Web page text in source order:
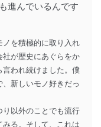
進んでいるんです
を積極的に取り入れ
が歴史にあぐらをか
言われ続けました。僕
新しいモノ好きだっ
り以外のことでも流行
る。そして、これは